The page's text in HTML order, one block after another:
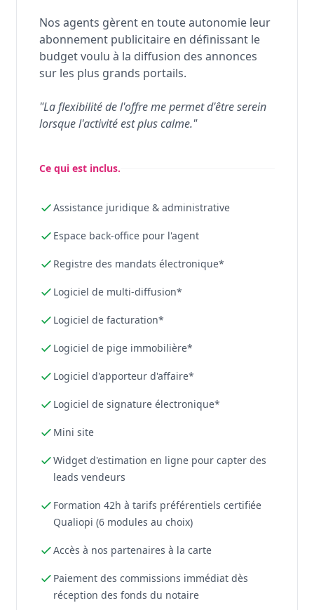
Nos agents gèrent en toute autonomie leur
abonnement publicitaire en définissant le
budget voulu à la diffusion des annonces
sur les plus grands portails.
"La flexibilité de l'offre me permet d'être serein
lorsque l'activité est plus calme."
Ce qui est inclus.
Assistance juridique & administrative
Espace back-office pour l'agent
Registre des mandats électronique*
Logiciel de multi-diffusion*
Logiciel de facturation*
Logiciel de pige immobilière*
Logiciel d'apporteur d'affaire*
Logiciel de signature électronique*
Mini site
Widget d'estimation en ligne pour capter des
leads vendeurs
Formation 42h à tarifs préférentiels certifiée
Qualiopi (6 modules au choix)
Accès à nos partenaires à la carte
Paiement des commissions immédiat dès
réception des fonds du notaire